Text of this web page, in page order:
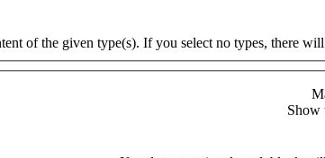
of the given type(s). If you select no types, there